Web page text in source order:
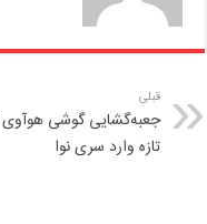
قبلی
تازه وارد سری نوا